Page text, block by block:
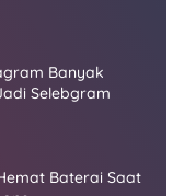
Banyak
Selebgram
Baterai Saat